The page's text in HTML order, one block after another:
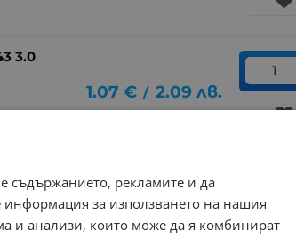
3.0
1.07 € / 2.09 лв.
0.66 € / 1.29 лв.
съдържанието, рекламите и да
за използването на нашия
и анализи, които може да я комбинират